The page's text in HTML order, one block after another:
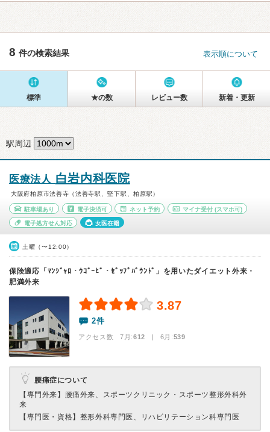
8 件の検索結果 表示順について
標準 ★の数 レビュー数 新着・更新
駅周辺
医療法人 白岩内科医院
大阪府柏原市法善寺（法善寺駅、堅下駅、柏原駅）
駐車場あり 電子決済可 ネット予約 マイナ受付 (スマホ可)
電子処方せん対応 女医在籍
土曜（〜12:00）
保険適応「ﾏﾝｼﾞｬﾛ・ｳｺﾞｰﾋﾞ・ｾﾞｯﾌﾟﾊﾞｳﾝﾄﾞ」を用いたダイエット外来・
肥満外来
3.87
2件
アクセス数 7月:612 | 6月:539
腰痛症について
【専門外来】
腰痛外来、スポーツクリニック・スポーツ整形外科外
来
【専門医・資格】 整形外科専門医、リハビリテーション科専門医